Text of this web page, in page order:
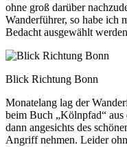
ohne groß darüber
Wanderführer, so habe ich
Bedacht ausgewählt
Blick Richtung Bonn
Monatelang lag der
beim Buch „Kölnpfad“
dann angesichts des
Angriff nehmen. Leider